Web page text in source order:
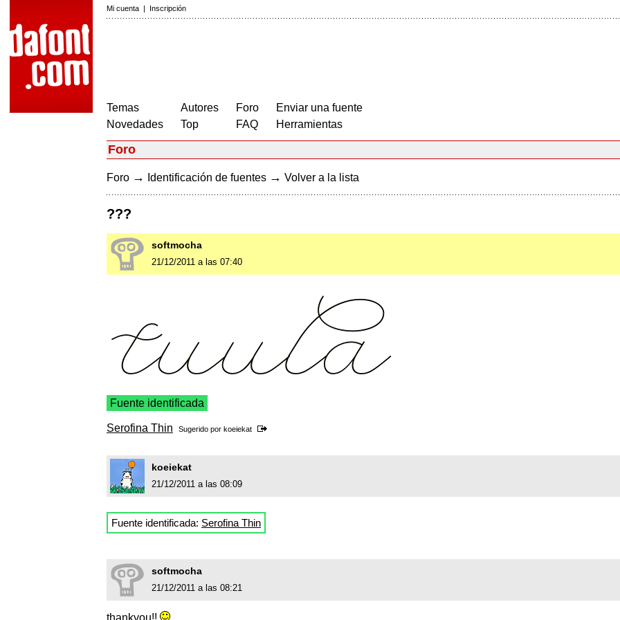
Mi cuenta | Inscripción
Temas
Novedades
Autores
Top
Foro
FAQ
Enviar una fuente
Herramientas
Foro
Foro → Identificación de fuentes → Volver a la lista
???
softmocha
21/12/2011 a las 07:40
Fuente identificada
Serofina Thin Sugerido por koeiekat
koeiekat
21/12/2011 a las 08:09
Fuente identificada: Serofina Thin
softmocha
21/12/2011 a las 08:21